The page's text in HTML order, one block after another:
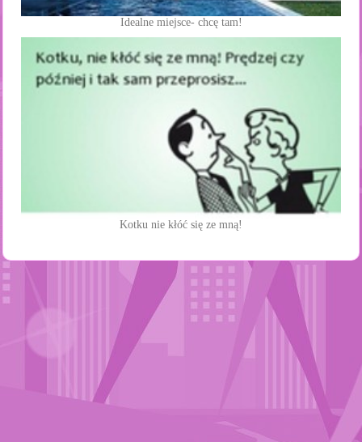
Idealne miejsce- chcę tam!
Kotku nie kłóć się ze mną!